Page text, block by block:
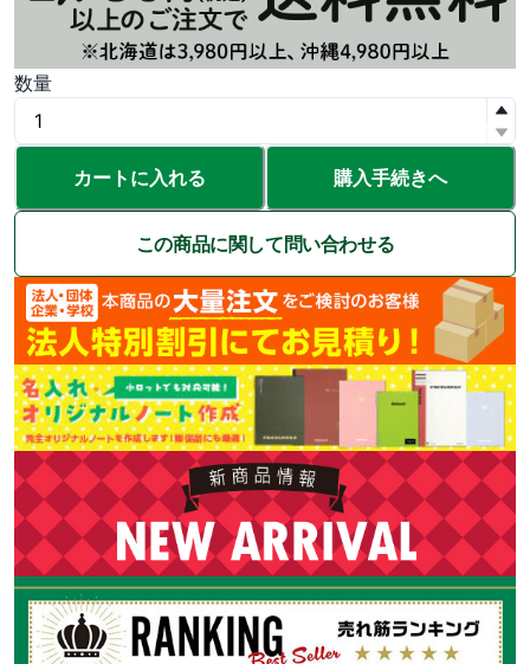
数量
カートに入れる 購入手続きへ
この商品に関して問い合わせる